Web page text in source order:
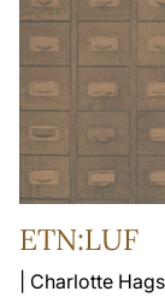
ETN:LUF
| Charlotte